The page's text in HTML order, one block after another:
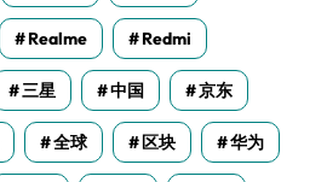
Realme Redmi
三星 中国 京东
全球 区块 华为